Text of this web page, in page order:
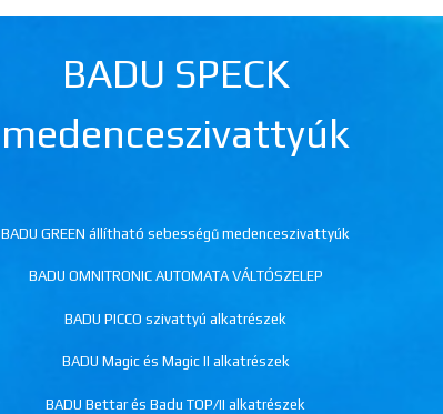
BADU SPECK
medenceszivattyúk
BADU GREEN állítható sebességű medenceszivattyúk
BADU OMNITRONIC AUTOMATA VÁLTÓSZELEP
BADU PICCO szivattyú alkatrészek
BADU Magic és Magic II alkatrészek
BADU Bettar és Badu TOP/II alkatrészek